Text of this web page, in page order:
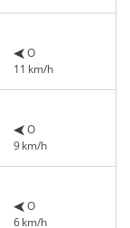
O
11 km/h
O
9 km/h
O
6 km/h